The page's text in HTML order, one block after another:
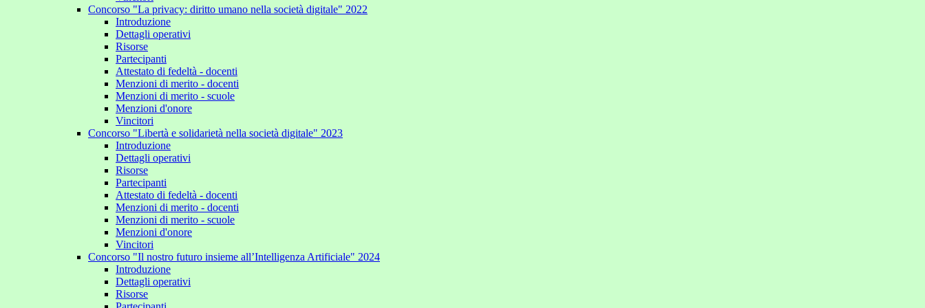
Concorso "La privacy: diritto umano nella società digitale" 2022
Introduzione
Dettagli operativi
Risorse
Partecipanti
Attestato di fedeltà - docenti
Menzioni di merito - docenti
Menzioni di merito - scuole
Menzioni d'onore
Vincitori
Concorso "Libertà e solidarietà nella società digitale" 2023
Introduzione
Dettagli operativi
Risorse
Partecipanti
Attestato di fedeltà - docenti
Menzioni di merito - docenti
Menzioni di merito - scuole
Menzioni d'onore
Vincitori
Concorso "Il nostro futuro insieme all’Intelligenza Artificiale" 2024
Introduzione
Dettagli operativi
Risorse